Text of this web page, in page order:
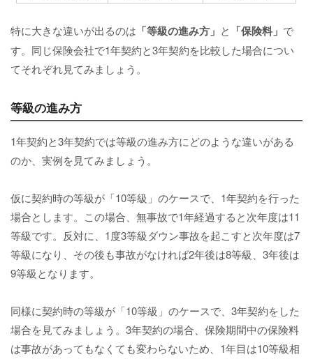
特に大きな違いが出るのは 「等級の進み方」 と 「保険料」 で
す。同じ保険会社で1年契約と3年契約を比較した場合につい
てそれぞれ見てみましょう。
等級の進み方
1年契約と3年契約では等級の進み方にどのような違いがある
のか、実例を見てみましょう。
仮に契約時の等級が「10等級」のケースで、1年契約を行った
場合とします。この場合、無事故で1年経過すると次年度は11
等級です。反対に、1度3等級ダウン事故を起こすと次年度は7
等級になり、その後も事故がなければ2年後は8等級、3年後は
9等級となります。
同様に契約時の等級が「10等級」のケースで、3年契約をした
場合を見てみましょう。3年契約の場合、保険期間中の保険料
は事故があってもなくても変わらないため、1年目は10等級相